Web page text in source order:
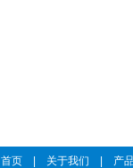
首页 关于我们 产